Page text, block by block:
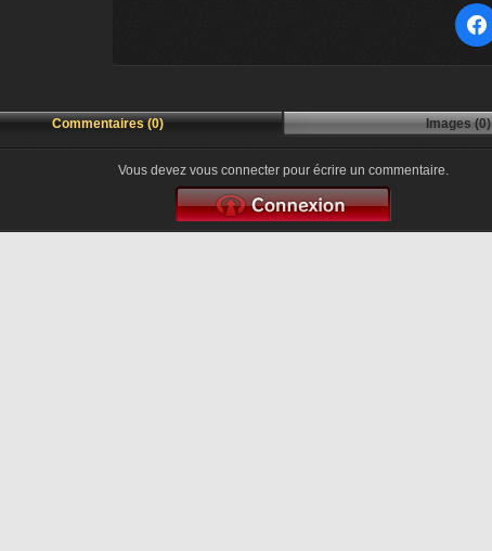
Commentaires (0) Images (0)
Vous devez vous connecter pour écrire un commentaire.